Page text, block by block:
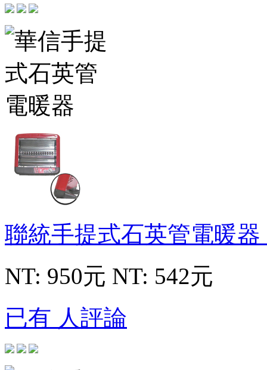
聯統手提式石英管電暖器
NT: 950元 NT: 542元
已有 人評論